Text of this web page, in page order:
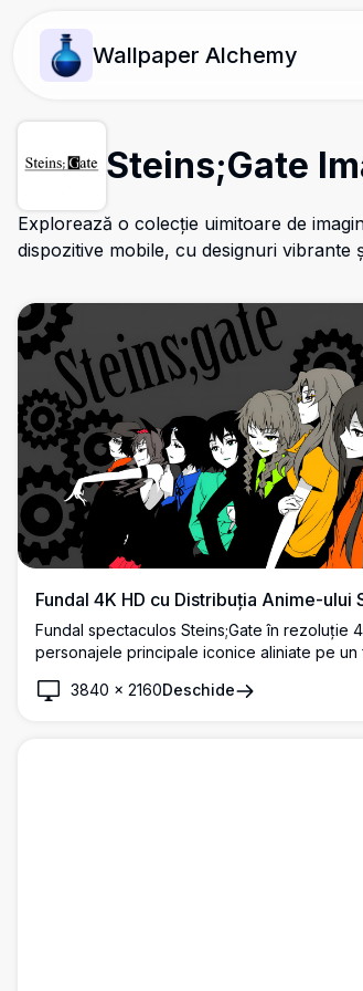
Wallpaper Alchemy
Steins;Gate
Explorează o colecție uimitoare de
dispozitive mobile, cu designuri vibrante
Fundal 4K HD cu Distribuția Anime-ului
Fundal spectaculos Steins;Gate în rezoluție
personajele principale iconice aliniate pe un
artistic și paleta de culori caracteristice
3840 × 2160Deschide